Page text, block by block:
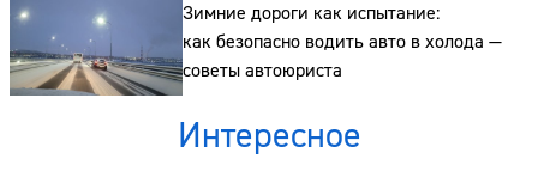
Зимние дороги как испытание:
как безопасно водить авто в холода —
советы автоюриста
Интересное